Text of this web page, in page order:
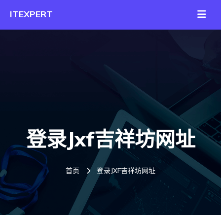
登录jxf吉祥坊网址
首页 登录JXF吉祥坊网址